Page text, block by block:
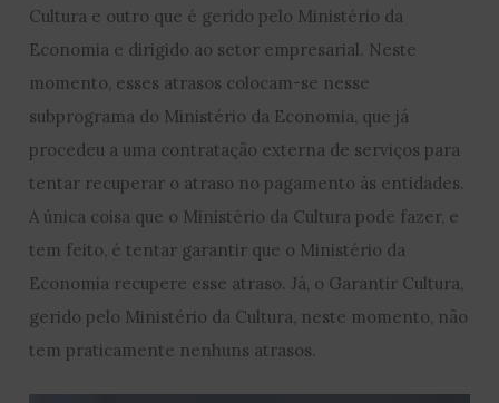
Cultura e outro que é gerido pelo Ministério da
Economia e dirigido ao setor empresarial. Neste
momento, esses atrasos colocam-se nesse
subprograma do Ministério da Economia, que já
procedeu a uma contratação externa de serviços para
tentar recuperar o atraso no pagamento às entidades.
A única coisa que o Ministério da Cultura pode fazer, e
tem feito, é tentar garantir que o Ministério da
Economia recupere esse atraso. Já, o Garantir Cultura,
gerido pelo Ministério da Cultura, neste momento, não
tem praticamente nenhuns atrasos.